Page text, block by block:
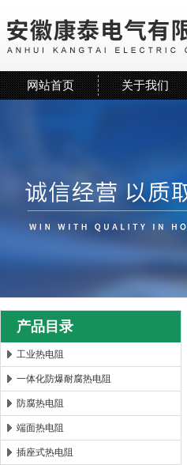
安徽康泰电气有限公司
网站首页 关于我们
产品目录
工业热电阻
一体化防爆耐腐热电阻
防腐热电阻
端面热电阻
插座式热电阻